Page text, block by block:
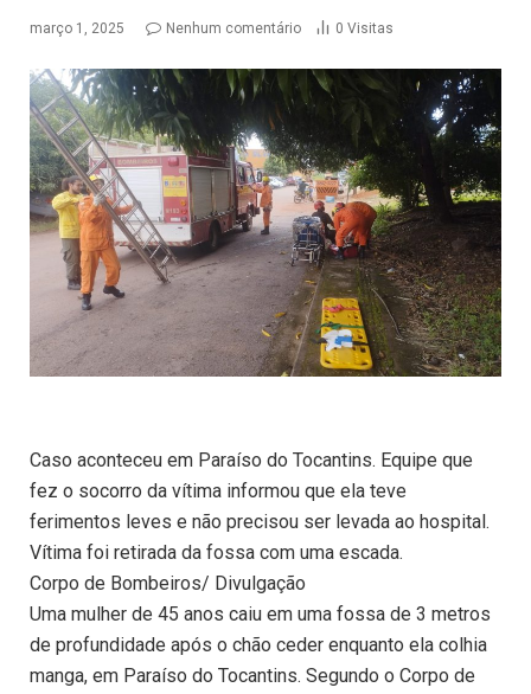
março 1, 2025 Nenhum comentário 0 Visitas
Caso aconteceu em Paraíso do Tocantins. Equipe que
fez o socorro da vítima informou que ela teve
ferimentos leves e não precisou ser levada ao hospital.
Vítima foi retirada da fossa com uma escada.
Corpo de Bombeiros/ Divulgação
Uma mulher de 45 anos caiu em uma fossa de 3 metros
de profundidade após o chão ceder enquanto ela colhia
manga, em Paraíso do Tocantins. Segundo o Corpo de